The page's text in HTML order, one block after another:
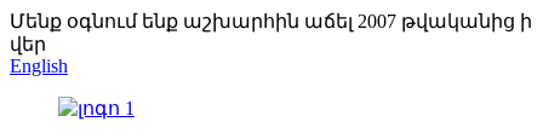
Մենք օգնում ենք աշխարհին աճել 2007 թվականից ի
վեր
English